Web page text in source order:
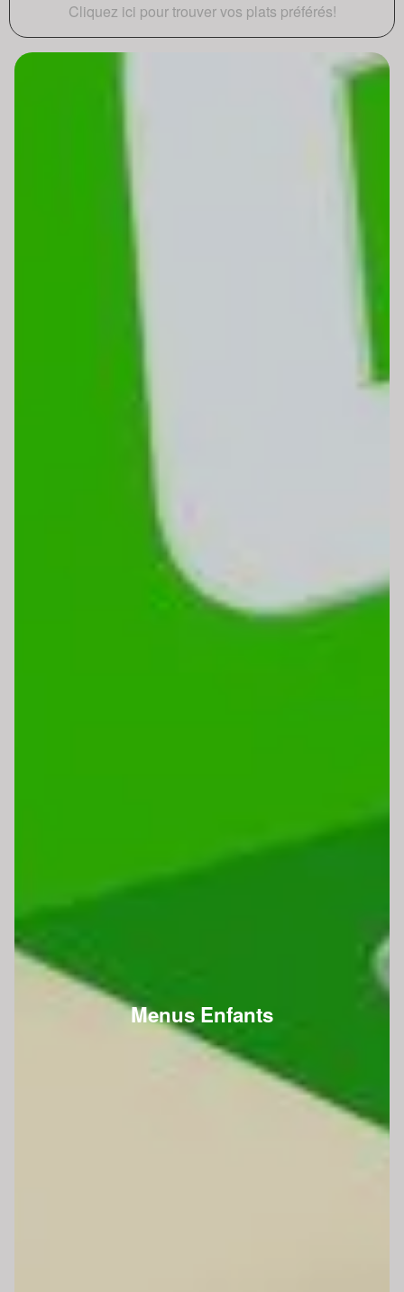
Cliquez ici pour trouver vos plats préférés!
Menus Enfants